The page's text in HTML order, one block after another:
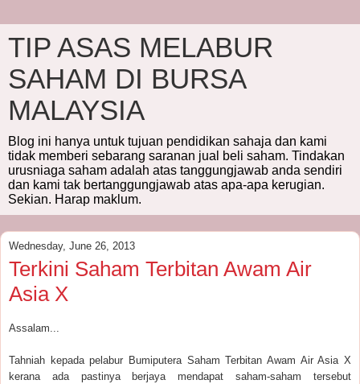
TIP ASAS MELABUR
SAHAM DI BURSA
MALAYSIA
Blog ini hanya untuk tujuan pendidikan sahaja dan kami
tidak memberi sebarang saranan jual beli saham. Tindakan
urusniaga saham adalah atas tanggungjawab anda sendiri
dan kami tak bertanggungjawab atas apa-apa kerugian.
Sekian. Harap maklum.
Wednesday, June 26, 2013
Terkini Saham Terbitan Awam Air
Asia X
Assalam...
Tahniah kepada pelabur Bumiputera Saham Terbitan Awam Air Asia X
kerana ada pastinya berjaya mendapat saham-saham tersebut